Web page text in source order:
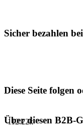
Sicher bezahlen
Diese Seite folgen
112.22k
Über diesen B2B-